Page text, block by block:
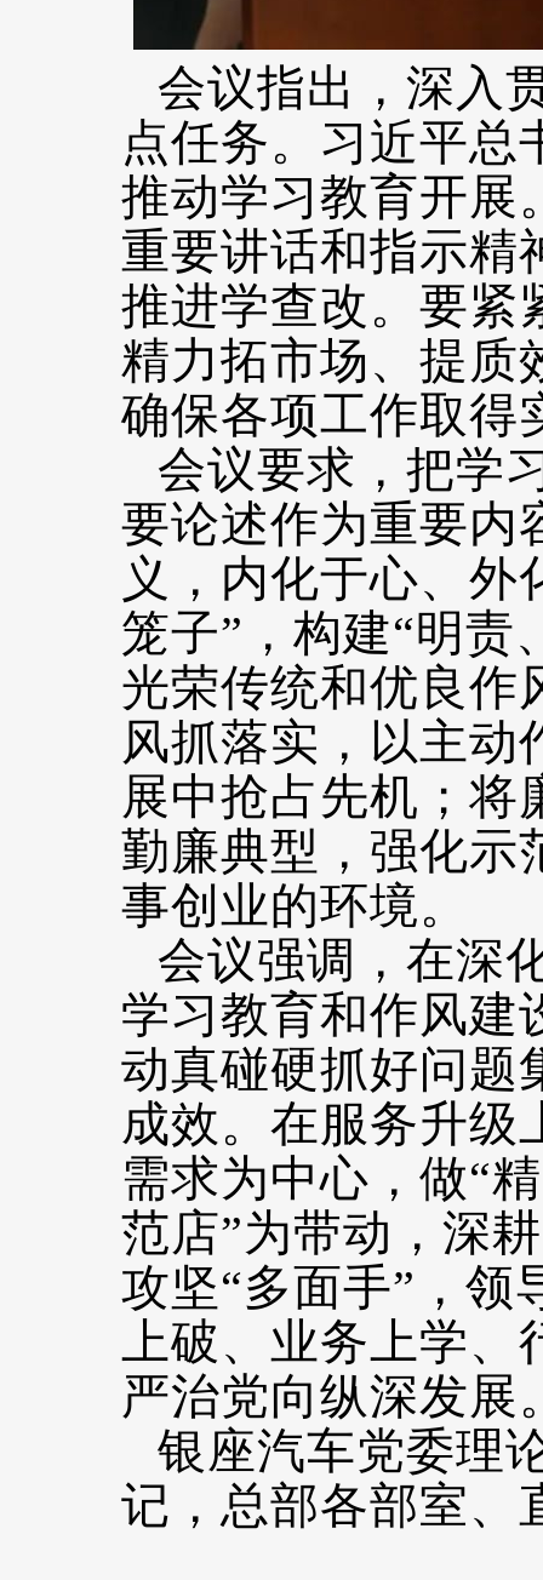
会议指出，深入
点任务。习近平总
推动学习教育开展
重要讲话和指示精
推进学查改。要紧
精力拓市场、提质
确保各项工作取得
会议要求，把学
要论述作为重要内
义，内化于心、
笼子”，构建“明责
光荣传统和优良作
风抓落实，以主动
展中抢占先机；将
勤廉典型，强化示
事创业的环境。
会议强调，在深
学习教育和作风建
动真碰硬抓好问题
成效。在服务升级
需求为中心，做“
范店”为带动，深
攻坚“多面手”，领
上破、业务上学、
严治党向纵深发展
银座汽车党委理
记，总部各部室、